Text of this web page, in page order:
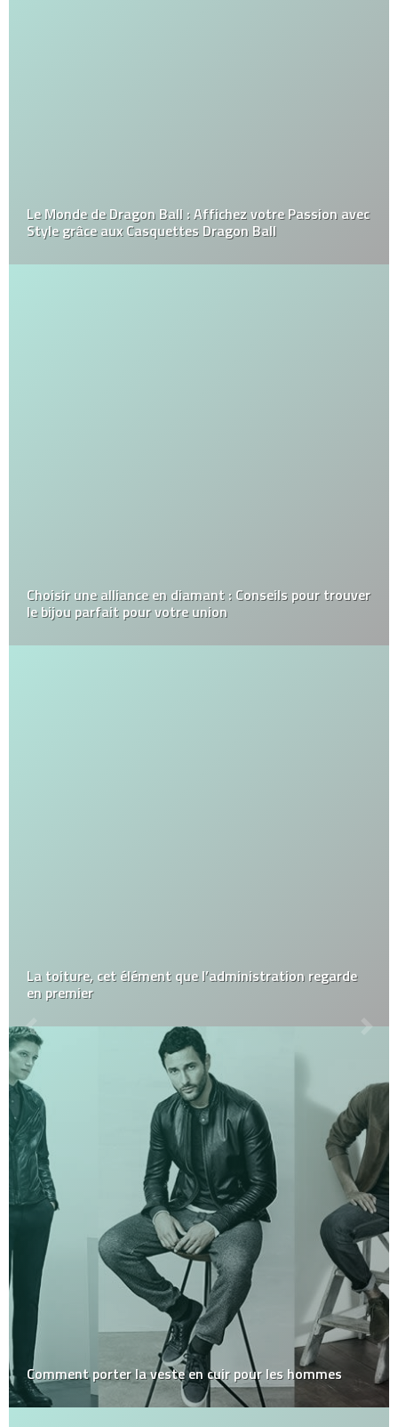
Le Monde de Dragon Ball : Affichez votre Passion avec
Style grâce aux Casquettes Dragon Ball
Choisir une alliance en diamant : Conseils pour trouver
le bijou parfait pour votre union
La toiture, cet élément que l’administration regarde
en premier
Comment porter la veste en cuir pour les hommes